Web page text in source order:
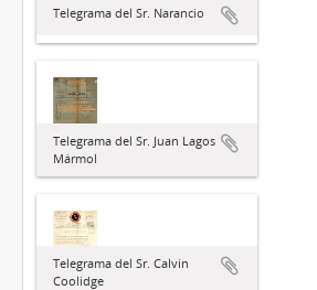
Telegrama del Sr. Narancio
Telegrama del Sr. Juan Lagos
Mármol
Telegrama del Sr. Calvin
Coolidge